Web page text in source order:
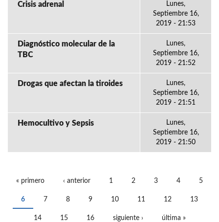
Crisis adrenal
Lunes,
Septiembre 16,
2019 - 21:53
Diagnóstico molecular de la
TBC
Lunes,
Septiembre 16,
2019 - 21:52
Drogas que afectan la tiroides
Lunes,
Septiembre 16,
2019 - 21:51
Hemocultivo y Sepsis
Lunes,
Septiembre 16,
2019 - 21:50
« primero ‹ anterior 1 2 3 4 5
6 7 8 9 10 11 12 13
14 15 16 siguiente › última »